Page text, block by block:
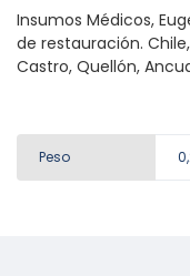
Insumos Médicos,
de restauración.
Castro, Quellón,
Peso